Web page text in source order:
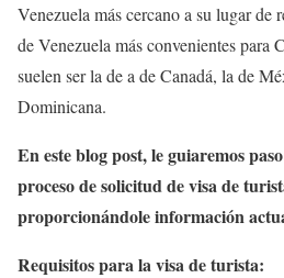
Venezuela más cercano a su lugar de
de Venezuela más convenientes para
suelen ser la de a de Canadá, la de
Dominicana.
En este blog post, le guiaremos
proceso de solicitud de visa de
proporcionándole información
Requisitos para la visa de turista: